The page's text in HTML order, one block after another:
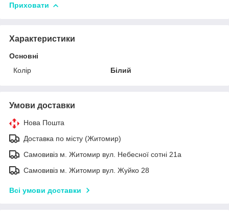
Приховати
Характеристики
Основні
Колір
Білий
Умови доставки
Нова Пошта
Доставка по місту (Житомир)
Самовивіз м. Житомир вул. Небесної сотні 21а
Самовивіз м. Житомир вул. Жуйко 28
Всі умови доставки